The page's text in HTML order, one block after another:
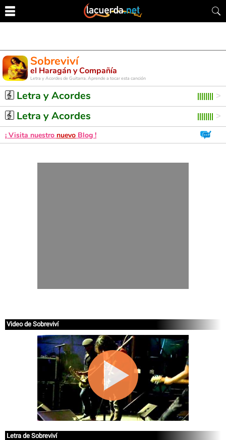
Sobreviví
el Haragán y Compañía
Letra y Acordes de Guitarra. Aprende a tocar esta canción
Letra y Acordes
Letra y Acordes
¡ Visita nuestro nuevo Blog !
Video de Sobreviví
Letra de Sobreviví